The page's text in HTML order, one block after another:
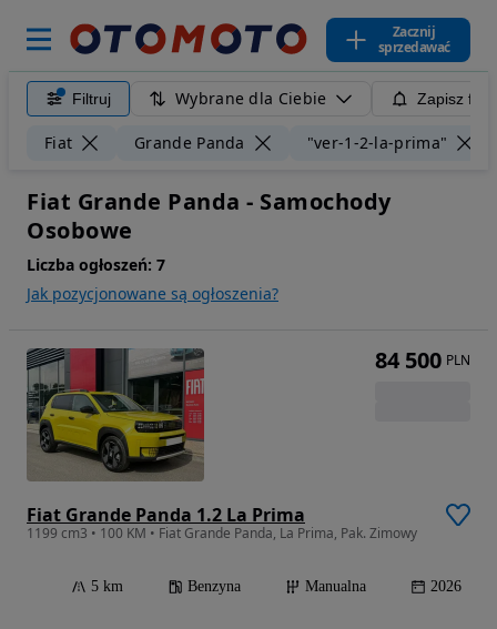
Zacznij
sprzedawać
Filtruj Wybrane dla Ciebie Zapisz
Fiat Grande Panda "ver-1-2-la-prima"
Fiat Grande Panda - Samochody
Osobowe
Liczba ogłoszeń: 7
Jak pozycjonowane są ogłoszenia?
Fiat Grande Panda 1.2 La Prima
1199 cm3 • 100 KM • Fiat Grande Panda, La Prima, Pak. Zimowy
5 km Benzyna Manualna 2026
84 500 PLN